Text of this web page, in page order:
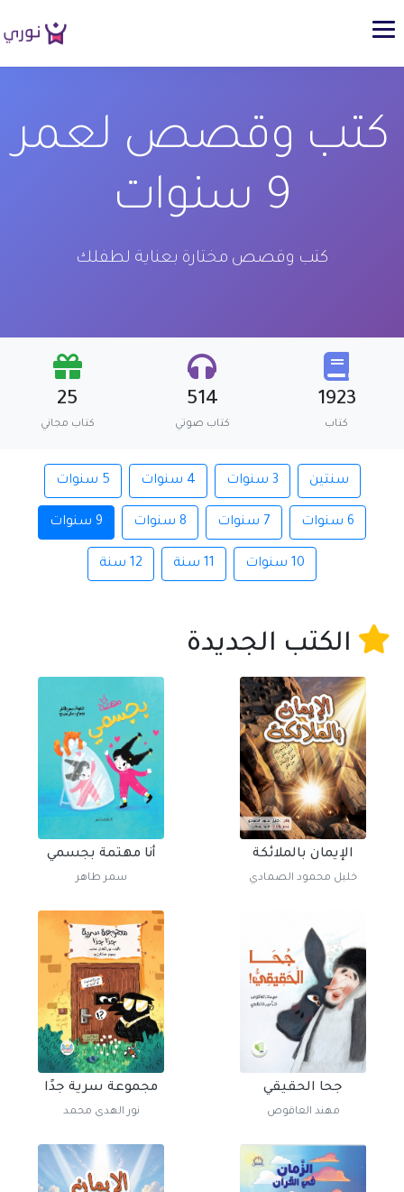
كتب وقصص لعمر
9 سنوات
كتب وقصص مختارة بعناية لطفلك
1923
كتاب
514
كتاب صوتي
25
كتاب مجاني
سنتين 3 سنوات 4 سنوات 5 سنوات
6 سنوات 7 سنوات 8 سنوات 9 سنوات
10 سنوات 11 سنة 12 سنة
الكتب الجديدة
الإيمان بالملائكة
خليل محمود الصمادي
أنا مهتمة بجسمي
سمر طاهر
جحا الحقيقي
مهند العاقوص
مجموعة سرية جدًا
نور الهدى محمد